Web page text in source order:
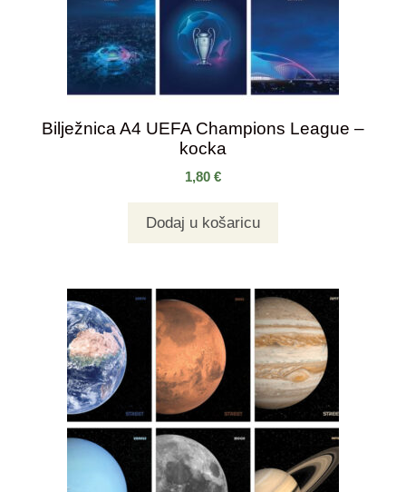
Bilježnica A4 UEFA Champions League –
kocka
1,80 €
Dodaj u košaricu